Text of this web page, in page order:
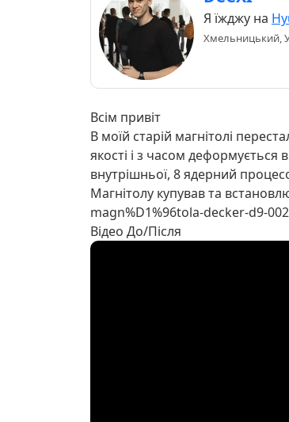
Я їжджу на
Хмельницький,
Всім привіт
В моїй старій магнітолі
якості і з часом деформується
внутрішньої, 8 ядерний
Магнітолу купував та
magn%D1%96tola-decker-d9-002
Відео До/Після